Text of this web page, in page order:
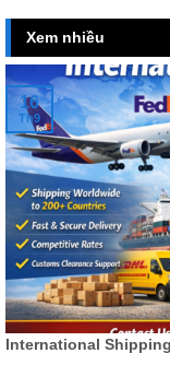
Xem nhiều
International
16
Th9